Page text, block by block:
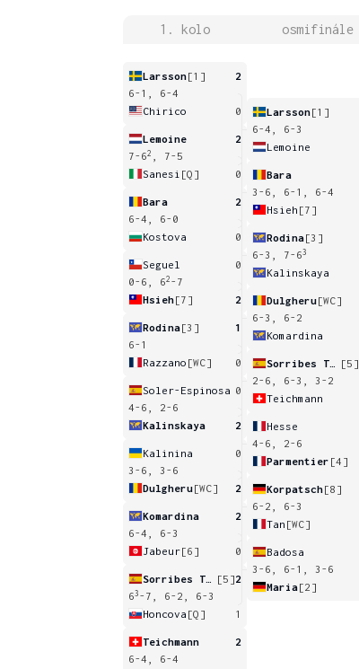
1. kolo osmifinále
Larsson[1]
2
6-1, 6-4
Chirico
0
Lemoine
2
7-62
, 7-5
Sanesi [Q] 0
Bara
2
6-4, 6-0
Kostova
0
Seguel
0
0-6, 62 -7
Hsieh[7] 2
Rodina[3]
1
6-1
Razzano [WC] 0
Soler-Espinosa 0
4-6, 2-6
Kalinskaya
2
Kalinina
0
3-6, 3-6
Dulgheru[WC] 2
Komardina
2
6-4, 6-3
Jabeur[6] 0
[5]2
63 -7, 6-2, 6-3
Honcova [Q] 1
Teichmann
2
6-4, 6-4
Larsson[1]
6-4, 6-3
Lemoine
Bara
3-6, 6-1, 6-4
Hsieh [7]
Rodina[3]
6-3, 7-63
Kalinskaya
Dulgheru[WC]
6-3, 6-2
Komardina
[5]
2-6, 6-3, 3-2
Teichmann
Hesse
4-6, 2-6
Parmentier [4]
Korpatsch[8]
6-2, 6-3
Tan [WC]
Badosa
3-6, 6-1, 3-6
Maria[2]